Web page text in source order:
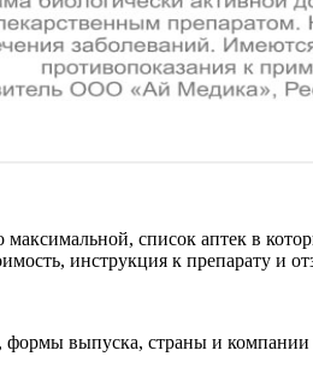
список аптек в
инструкция к препарату и
выпуска, страны и компании